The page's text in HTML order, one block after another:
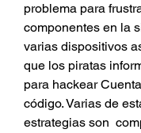
problema para
componentes en la
varias dispositivos
que los piratas
para hackear
código. Varias de
estrategias son